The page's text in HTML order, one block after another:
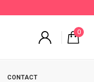
0
CONTACT